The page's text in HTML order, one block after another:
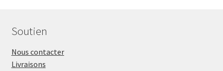
Soutien
Nous contacter
Livraisons